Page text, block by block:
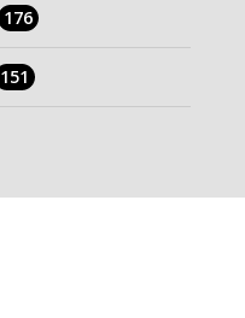
176
151